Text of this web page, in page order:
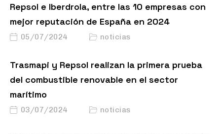
Repsol e Iberdrola, entre las 10 empresas con
mejor reputación de España en 2024
05/07/2024 noticias
Trasmapi y Repsol realizan la primera prueba
del combustible renovable en el sector
marítimo
03/07/2024 noticias